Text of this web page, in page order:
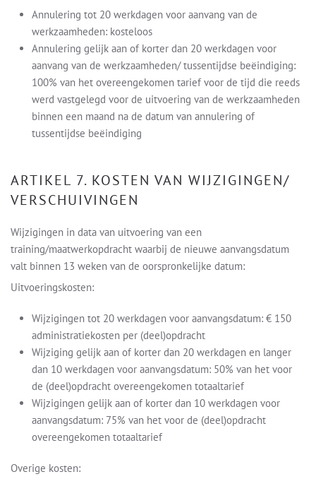
Annulering tot 20 werkdagen voor aanvang van de
werkzaamheden: kosteloos
Annulering gelijk aan of korter dan 20 werkdagen voor
aanvang van de werkzaamheden/ tussentijdse beëindiging:
100% van het overeengekomen tarief voor de tijd die reeds
werd vastgelegd voor de uitvoering van de werkzaamheden
binnen een maand na de datum van annulering of
tussentijdse beëindiging
ARTIKEL 7. KOSTEN VAN WIJZIGINGEN/
VERSCHUIVINGEN
Wijzigingen in data van uitvoering van een
training/maatwerkopdracht waarbij de nieuwe aanvangsdatum
valt binnen 13 weken van de oorspronkelijke datum:
Uitvoeringskosten:
Wijzigingen tot 20 werkdagen voor aanvangsdatum: € 150
administratiekosten per (deel)opdracht
Wijziging gelijk aan of korter dan 20 werkdagen en langer
dan 10 werkdagen voor aanvangsdatum: 50% van het voor
de (deel)opdracht overeengekomen totaaltarief
Wijzigingen gelijk aan of korter dan 10 werkdagen voor
aanvangsdatum: 75% van het voor de (deel)opdracht
overeengekomen totaaltarief
Overige kosten: